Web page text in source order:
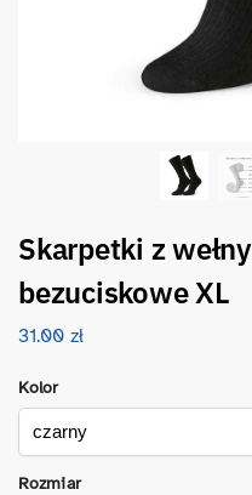
Skarpetki z
bezuciskowe XL
31.00 zł
Kolor
Rozmiar